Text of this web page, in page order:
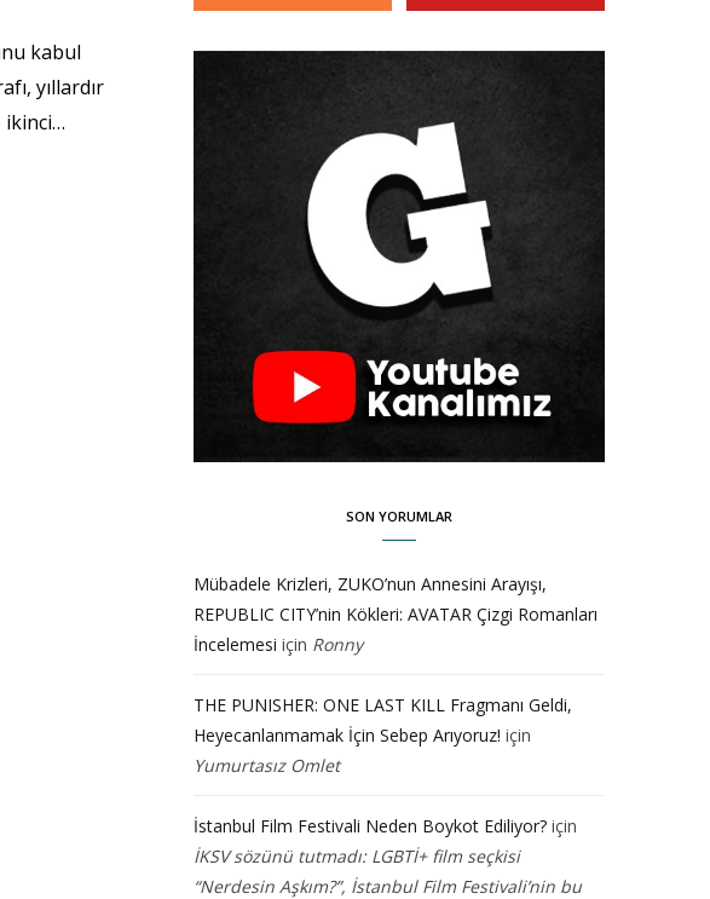
kabul
yıllardır
ikinci…
SON YORUMLAR
Mübadele Krizleri, ZUKO’nun Annesini Arayışı,
REPUBLIC CITY’nin Kökleri: AVATAR Çizgi Romanları
İncelemesi için Ronny
THE PUNISHER: ONE LAST KILL Fragmanı Geldi,
Heyecanlanmamak İçin Sebep Arıyoruz! için
Yumurtasız Omlet
İstanbul Film Festivali Neden Boykot Ediliyor? için
İKSV sözünü tutmadı: LGBTİ+ film seçkisi
“Nerdesin Aşkım?”, İstanbul Film Festivali’nin bu